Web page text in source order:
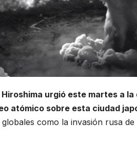
Hiroshima urgió este martes a
atómico sobre esta ciudad
como la invasión rusa